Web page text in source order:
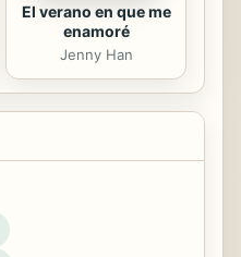
El verano en que me
enamoré
Jenny Han